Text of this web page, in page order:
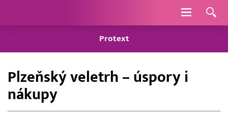
Navigace
Protext
Plzeňský veletrh – úspory i
nákupy